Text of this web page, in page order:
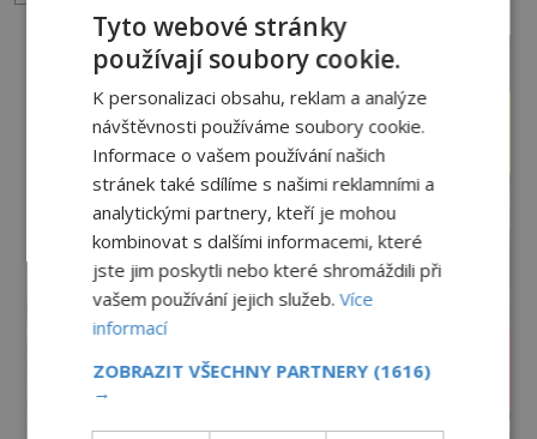
„Dejte to do podpalubí a připravte se. Za chvíli
vyplouváme,“ sdělí jim. „Kam máme namířeno,
kapitáne?“ zeptá se ho jeden z templářů. „Do Sk
Tyto webové stránky
používají soubory cookie.
K personalizaci obsahu, reklam a analýze
návštěvnosti používáme soubory cookie.
Informace o vašem používání našich
stránek také sdílíme s našimi reklamními a
analytickými partnery, kteří je mohou
kombinovat s dalšími informacemi, které
jste jim poskytli nebo které shromáždili při
vašem používání jejich služeb.Více
informací
ZOBRAZIT VŠECHNY PARTNERY (1616)
→